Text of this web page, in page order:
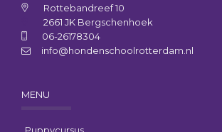
Rottebandreef 10
2661 JK Bergschenhoek
06-26178304
info@hondenschoolrotterdam.nl
MENU